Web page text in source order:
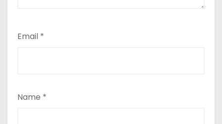
Email *
Name *